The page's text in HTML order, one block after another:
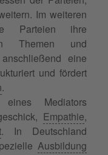
Im weiteren
Parteien ihre
Themen und
eine
und fördert
.
eines Mediators
Empathie,
. In Deutschland
Ausbildung